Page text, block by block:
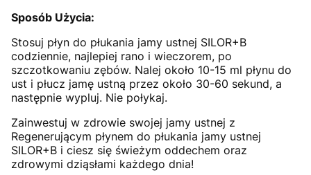
Sposób Użycia:
Stosuj płyn do płukania jamy ustnej SILOR+B
codziennie, najlepiej rano i wieczorem, po
szczotkowaniu zębów. Nalej około 10-15 ml płynu do
ust i płucz jamę ustną przez około 30-60 sekund, a
następnie wypluj. Nie połykaj.
Zainwestuj w zdrowie swojej jamy ustnej z
Regenerującym płynem do płukania jamy ustnej
SILOR+B i ciesz się świeżym oddechem oraz
zdrowymi dziąsłami każdego dnia!